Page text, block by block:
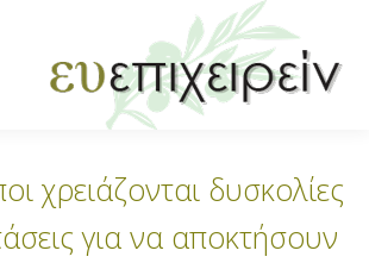
χρειάζονται δυσκολίες
για να αποκτήσουν